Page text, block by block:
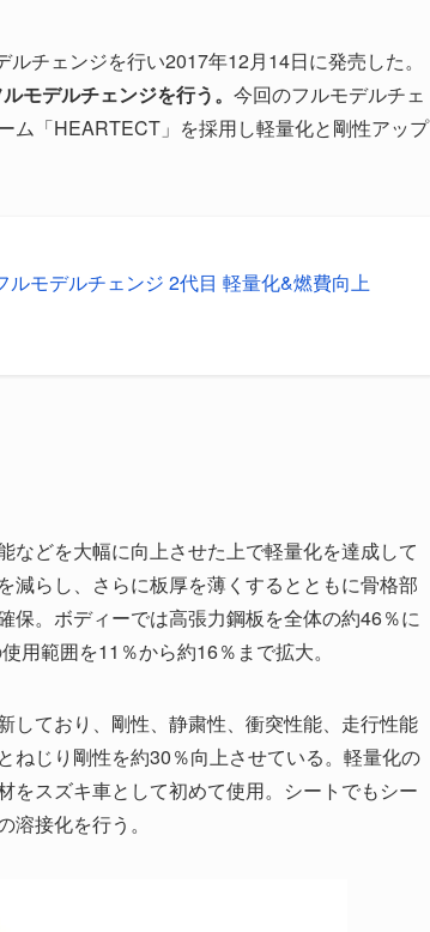
チェンジを行い2017年12月14日に発売した。
モデルチェンジを行う。 今回のフルモデルチェ
ム「HEARTECT」を採用し軽量化と剛性アップ
ルモデルチェンジ 2代目 軽量化&燃費向上
などを大幅に向上させた上で軽量化を達成して
減らし、さらに板厚を薄くするとともに骨格部
保。ボディーでは高張力鋼板を全体の約46％に
用範囲を11％から約16％まで拡大。
しており、剛性、静粛性、衝突性能、走行性能
ねじり剛性を約30％向上させている。軽量化の
をスズキ車として初めて使用。シートでもシー
接化を行う。